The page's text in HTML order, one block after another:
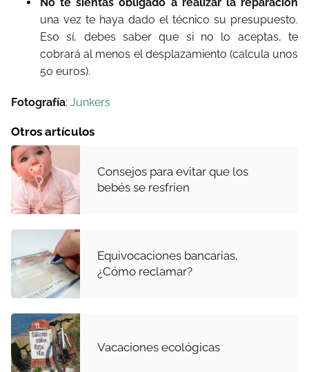
una vez te haya dado el técnico su presupuesto.
Eso sí, debes saber que si no lo aceptas, te
cobrará al menos el desplazamiento (calcula unos
50 euros).
Fotografía: Junkers
Otros artículos
Consejos para evitar que los
bebés se resfríen
Equivocaciones bancarias,
¿Cómo reclamar?
Vacaciones ecológicas